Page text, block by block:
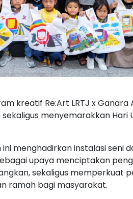
kreatif Re:Art LRTJ x
menyemarakkan Hari
menghadirkan instalasi seni
upaya menciptakan
sekaligus memperkuat
ramah bagi masyarakat.